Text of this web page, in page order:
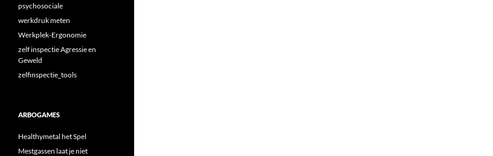
psychosociale
werkdruk meten
Werkplek-Ergonomie
zelf inspectie Agressie en
Geweld
zelfinspectie_tools
ARBOGAMES
Healthymetal het Spel
Mestgassen laat je niet